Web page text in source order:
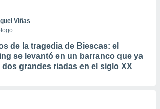
Viñas
de la tragedia de Biescas: el
se levantó en un barranco que ya
grandes riadas en el siglo XX